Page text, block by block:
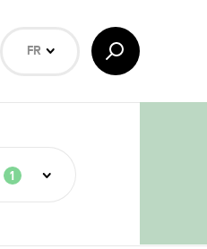
FR
EN
Afficher/Masquer
la
Recherche
1